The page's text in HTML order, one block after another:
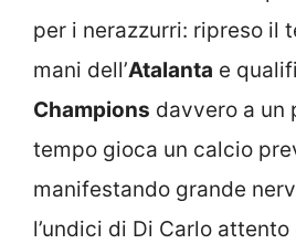
per i nerazzurri: ripreso il
mani dell’Atalanta e
Champions davvero a un
tempo gioca un calcio
manifestando grande
l’undici di Di Carlo